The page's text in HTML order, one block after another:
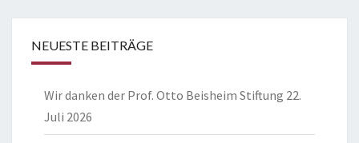
NEUESTE BEITRÄGE
Wir danken der Prof. Otto Beisheim Stiftung 22.
Juli 2026